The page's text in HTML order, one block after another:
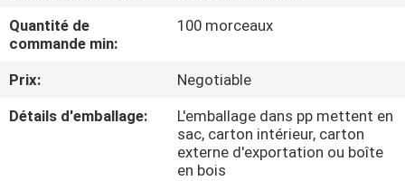
VISITE
Quantité de
commande min:
100 morceaux
Prix:
Negotiable
Détails d'emballage:
L'emballage dans pp mettent en
sac, carton intérieur, carton
externe d'exportation ou boîte
en bois